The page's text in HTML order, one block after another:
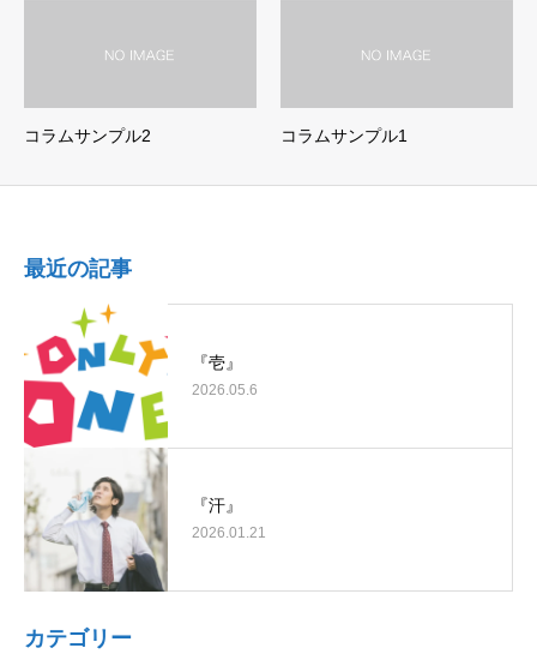
コラムサンプル2 コラムサンプル1
最近の記事
『壱』
2026.05.6
『汗』
2026.01.21
カテゴリー